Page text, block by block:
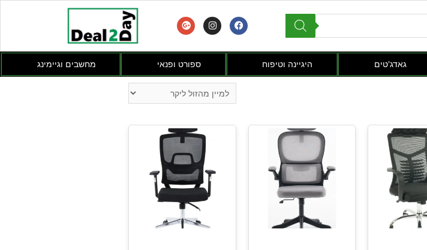
גאדג'טים היגיינה וטיפוח ספורט ופנאי מחשבים וגיימינג